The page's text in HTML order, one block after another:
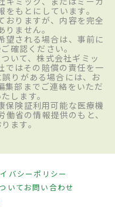
もとにしています。
おりますが、内容を完全
ません。
望される場合は、事前に
確認ください。
いて、株式会社ギミッ
ではその賠償の責任を一
りがある場合には、お
集部までご連絡をいただ
します。
保険証利用可能な医療機
省の情報提供のもと、
ます。
バシーポリシー
いてお問い合わせ